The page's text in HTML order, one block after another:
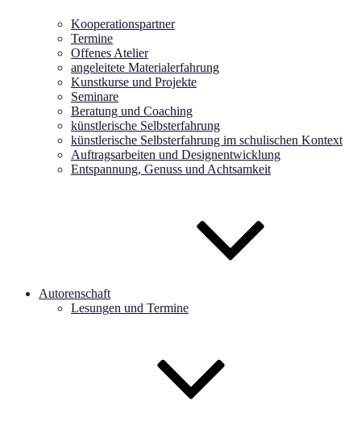
Kooperationspartner
Termine
Offenes Atelier
angeleitete Materialerfahrung
Kunstkurse und Projekte
Seminare
Beratung und Coaching
künstlerische Selbsterfahrung
künstlerische Selbsterfahrung im schulischen Kontext
Auftragsarbeiten und Designentwicklung
Entspannung, Genuss und Achtsamkeit
Autorenschaft
Lesungen und Termine